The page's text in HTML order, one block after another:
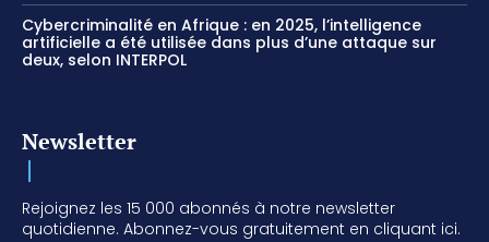
Cybercriminalité en Afrique : en 2025, l’intelligence
artificielle a été utilisée dans plus d’une attaque sur
deux, selon INTERPOL
Newsletter
Rejoignez les 15 000 abonnés à notre newsletter
quotidienne. Abonnez-vous gratuitement en cliquant ici.